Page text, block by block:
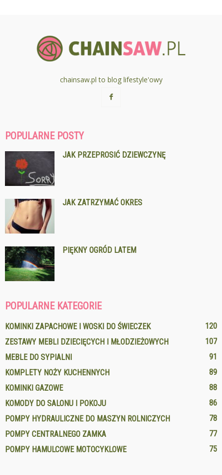
chainsaw.pl to blog lifestyle'owy
POPULARNE POSTY
JAK PRZEPROSIĆ DZIEWCZYNĘ
JAK ZATRZYMAĆ OKRES
PIĘKNY OGRÓD LATEM
POPULARNE KATEGORIE
KOMINKI ZAPACHOWE I WOSKI DO ŚWIECZEK
120
ZESTAWY MEBLI DZIECIĘCYCH I MŁODZIEŻOWYCH
107
MEBLE DO SYPIALNI
91
KOMPLETY NOŻY KUCHENNYCH
89
KOMINKI GAZOWE
88
KOMODY DO SALONU I POKOJU
86
POMPY HYDRAULICZNE DO MASZYN ROLNICZYCH
78
POMPY CENTRALNEGO ZAMKA
77
POMPY HAMULCOWE MOTOCYKLOWE
75